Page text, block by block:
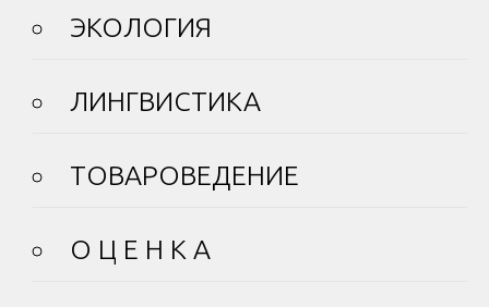
ЭКОЛОГИЯ
ЛИНГВИСТИКА
ТОВАРОВЕДЕНИЕ
О Ц Е Н К А